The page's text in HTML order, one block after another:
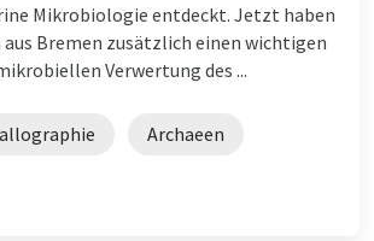
Mikrobiologie entdeckt. Jetzt haben
aus Bremen zusätzlich einen wichtigen
Verwertung des ...
Archaeen